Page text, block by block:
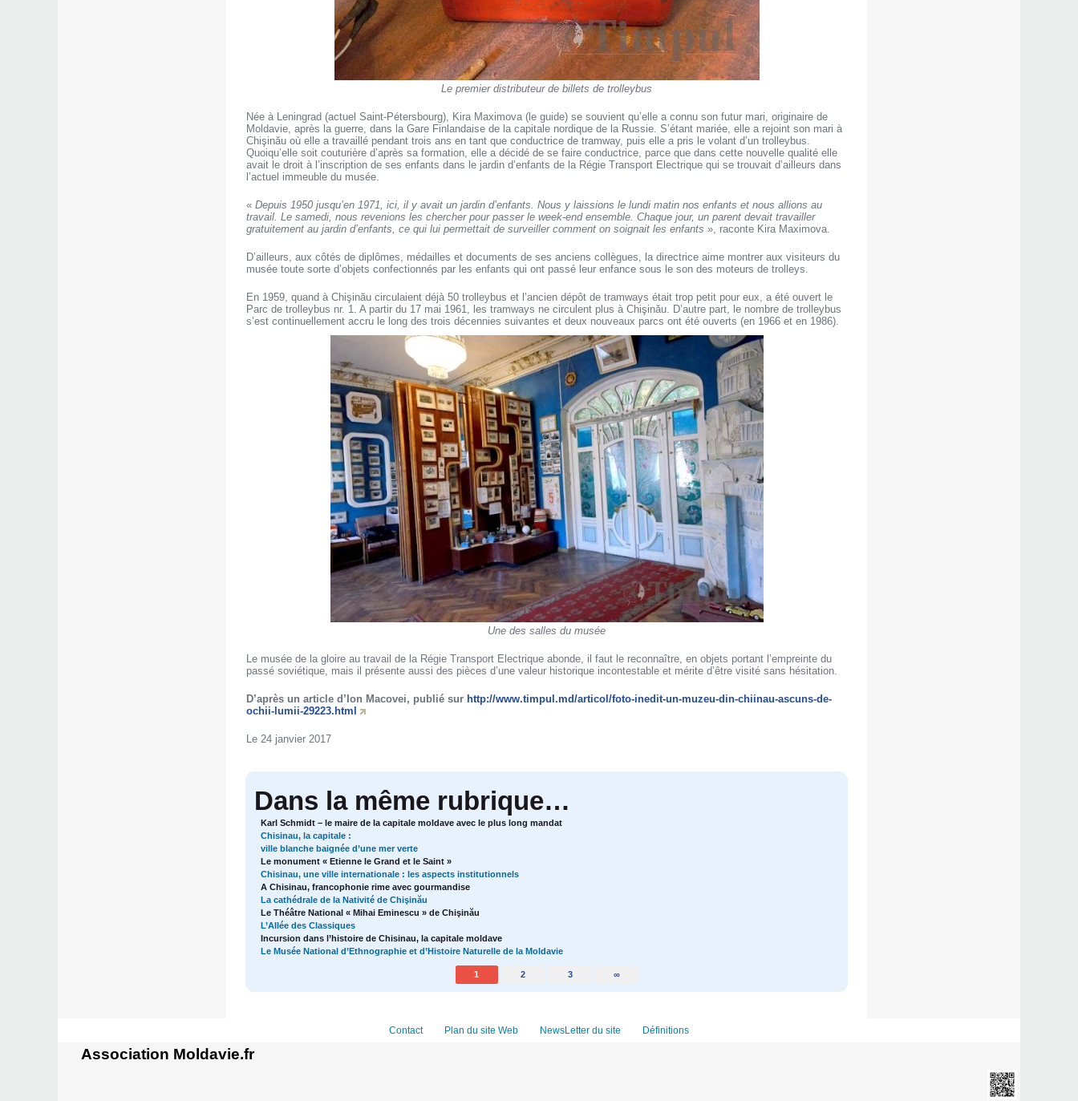
Le premier distributeur de billets de trolleybus
Née à Leningrad (actuel Saint-Pétersbourg), Kira Maximova (le guide) se souvient qu’elle a connu son futur mari, originaire de
Moldavie, après la guerre, dans la Gare Finlandaise de la capitale nordique de la Russie. S’étant mariée, elle a rejoint son mari à
Chişinău où elle a travaillé pendant trois ans en tant que conductrice de tramway, puis elle a pris le volant d’un trolleybus.
Quoiqu’elle soit couturière d’après sa formation, elle a décidé de se faire conductrice, parce que dans cette nouvelle qualité elle
avait le droit à l’inscription de ses enfants dans le jardin d’enfants de la Régie Transport Electrique qui se trouvait d’ailleurs dans
l’actuel immeuble du musée.
« Depuis 1950 jusqu’en 1971, ici, il y avait un jardin d’enfants. Nous y laissions le lundi matin nos enfants et nous allions au
travail. Le samedi, nous revenions les chercher pour passer le week-end ensemble. Chaque jour, un parent devait travailler
gratuitement au jardin d’enfants, ce qui lui permettait de surveiller comment on soignait les enfants », raconte Kira Maximova.
D’ailleurs, aux côtés de diplômes, médailles et documents de ses anciens collègues, la directrice aime montrer aux visiteurs du
musée toute sorte d’objets confectionnés par les enfants qui ont passé leur enfance sous le son des moteurs de trolleys.
En 1959, quand à Chişinău circulaient déjà 50 trolleybus et l’ancien dépôt de tramways était trop petit pour eux, a été ouvert le
Parc de trolleybus nr. 1. A partir du 17 mai 1961, les tramways ne circulent plus à Chişinău. D’autre part, le nombre de trolleybus
s’est continuellement accru le long des trois décennies suivantes et deux nouveaux parcs ont été ouverts (en 1966 et en 1986).
Une des salles du musée
Le musée de la gloire au travail de la Régie Transport Electrique abonde, il faut le reconnaître, en objets portant l’empreinte du
passé soviétique, mais il présente aussi des pièces d’une valeur historique incontestable et mérite d’être visité sans hésitation.
D’après un article d’Ion Macovei, publié sur http://www.timpul.md/articol/foto-inedit-un-muzeu-din-chiinau-ascuns-de-
ochii-lumii-29223.html
Le 24 janvier 2017
Dans la même rubrique…
Karl Schmidt – le maire de la capitale moldave avec le plus long mandat
Chisinau, la capitale :
ville blanche baignée d’une mer verte
Le monument « Etienne le Grand et le Saint »
Chisinau, une ville internationale : les aspects institutionnels
A Chisinau, francophonie rime avec gourmandise
La cathédrale de la Nativité de Chişinău
Le Théâtre National « Mihai Eminescu » de Chişinău
L’Allée des Classiques
Incursion dans l’histoire de Chisinau, la capitale moldave
Le Musée National d’Ethnographie et d’Histoire Naturelle de la Moldavie
1 2 3 ∞
Contact Plan du site Web NewsLetter du site Définitions
Association Moldavie.fr